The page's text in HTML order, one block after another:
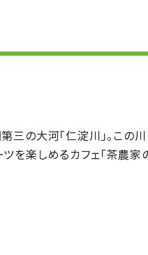
三の大河「仁淀川」。こ
を楽しめるカフェ「茶農